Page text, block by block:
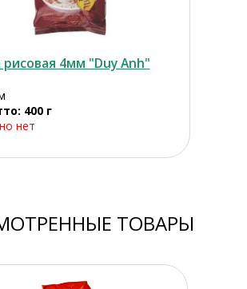
4мм "Duy Anh"
400 г
нет
ТОВАРЫ